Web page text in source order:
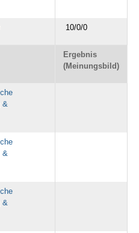
10/0/0
Ergebnis
(Meinungsbild)
&
&
&